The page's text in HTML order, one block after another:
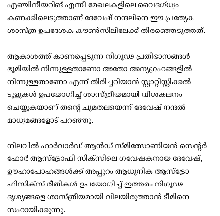
എഞ്ചിനീയറിങ് എന്നീ മേഖലകളിലെ വൈദഗ്ധ്യം
കണക്കിലെടുത്താണ് ദേവേഷ് നന്ദലിനെ ഈ പ്രത്യേക
ശാസ്ത്ര ഉപദേശക കൗണ്‍സിലിലേക്ക് തിരഞ്ഞെടുത്തത്.
ആകാശത്ത് കാണപ്പെടുന്ന നിഗൂഢ പ്രതിഭാസങ്ങള്‍
ഭൂമിയില്‍ നിന്നുള്ളതാണോ അതോ അന്യഗ്രഹങ്ങളില്‍
നിന്നുള്ളതാണോ എന്ന് തിരിച്ചറിയാന്‍ സ്റ്റാറ്റിസ്റ്റിക്കല്‍
ടൂളുകള്‍ ഉപയോഗിച്ച് ശാസ്ത്രീയമായി വിശകലനം
ചെയ്യുകയാണ് തന്റെ ചുമതലയെന്ന് ദേവേഷ് നന്ദല്‍
മാധ്യമങ്ങളോട് പറഞ്ഞു.
നിലവില്‍ ഹാര്‍വാര്‍ഡ് ആന്‍ഡ് സ്മിത്സോണിയന്‍ സെന്റര്‍
ഫോര്‍ ആസ്‌ട്രോഫി സിക്‌സിലെ ഗവേഷകനായ ദേവേഷ്,
ഊഹാപോഹങ്ങള്‍ക്ക് അപ്പുറം ആധുനിക ആസ്‌ട്രോ
ഫിസിക്‌സ് രീതികള്‍ ഉപയോഗിച്ച് ഇത്തരം നിഗൂഢ
ദൃശ്യങ്ങളെ ശാസ്ത്രീയമായി വിലയിരുത്താന്‍ ടീമിനെ
സഹായിക്കുന്നു.